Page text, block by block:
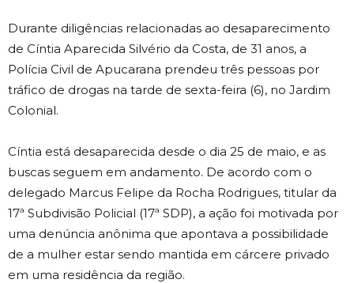
Durante diligências relacionadas ao desaparecimento
de Cíntia Aparecida Silvério da Costa, de 31 anos, a
Polícia Civil de Apucarana prendeu três pessoas por
tráfico de drogas na tarde de sexta-feira (6), no Jardim
Colonial.
Cíntia está desaparecida desde o dia 25 de maio, e as
buscas seguem em andamento. De acordo com o
delegado Marcus Felipe da Rocha Rodrigues, titular da
17ª Subdivisão Policial (17ª SDP), a ação foi motivada por
uma denúncia anônima que apontava a possibilidade
de a mulher estar sendo mantida em cárcere privado
em uma residência da região.